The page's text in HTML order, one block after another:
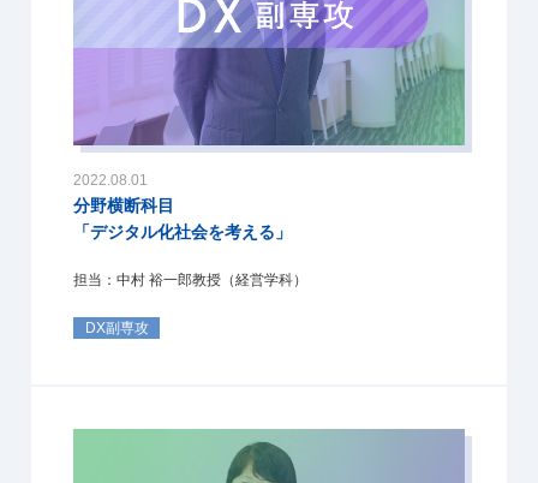
2022.08.01
分野横断科目
「デジタル化社会を考える」
担当：中村 裕一郎教授（経営学科）
DX副専攻